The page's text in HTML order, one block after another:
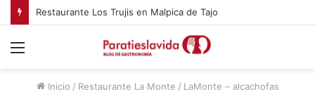
Restaurante Los Trujis en Malpica de Tajo
Inicio / Restaurante La Monte / LaMonte – alcachofas